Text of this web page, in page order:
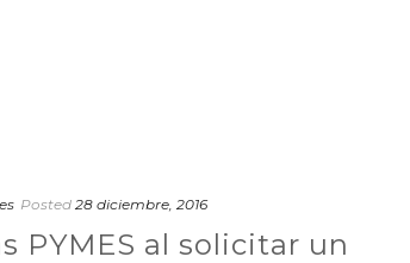
Posted 28 diciembre, 2016
PYMES al solicitar un